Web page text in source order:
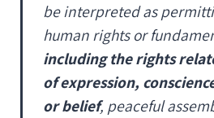
be interpreted as
human rights or
including the rights
of expression,
or belief, peaceful